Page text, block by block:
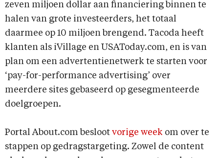
zeven miljoen dollar aan financiering binnen te
halen van grote investeerders, het totaal
daarmee op 10 miljoen brengend. Tacoda heeft
klanten als iVillage en USAToday.com, en is van
plan om een advertentienetwerk te starten voor
‘pay-for-performance advertising’ over
meerdere sites gebaseerd op gesegmenteerde
doelgroepen.
Portal About.com besloot vorige week om over te
stappen op gedragstargeting. Zowel de content